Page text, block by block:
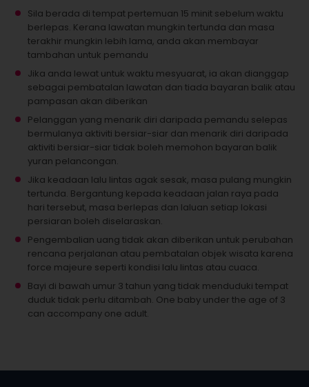
Sila berada di tempat pertemuan 15 minit sebelum waktu
berlepas. Kerana lawatan mungkin tertunda dan masa
terakhir mungkin lebih lama, anda akan membayar
tambahan untuk pemandu
Jika anda lewat untuk waktu mesyuarat, ia akan dianggap
sebagai pembatalan lawatan dan tiada bayaran balik atau
pampasan akan diberikan
Pelanggan yang menarik diri daripada pemandu selepas
bermulanya aktiviti bersiar-siar dan menarik diri daripada
aktiviti bersiar-siar tidak boleh memohon bayaran balik
yuran pelancongan.
Jika keadaan lalu lintas agak sesak, masa pulang mungkin
tertunda. Bergantung kepada keadaan jalan raya pada
hari tersebut, masa berlepas dan laluan setiap lokasi
persiaran boleh diselaraskan.
Pengembalian uang tidak akan diberikan untuk perubahan
rencana perjalanan atau pembatalan objek wisata karena
force majeure seperti kondisi lalu lintas atau cuaca.
Bayi di bawah umur 3 tahun yang tidak menduduki tempat
duduk tidak perlu ditambah. One baby under the age of 3
can accompany one adult.